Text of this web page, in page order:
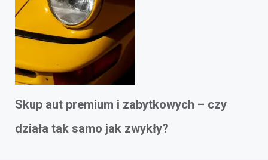
Skup aut premium i zabytkowych – czy
działa tak samo jak zwykły?